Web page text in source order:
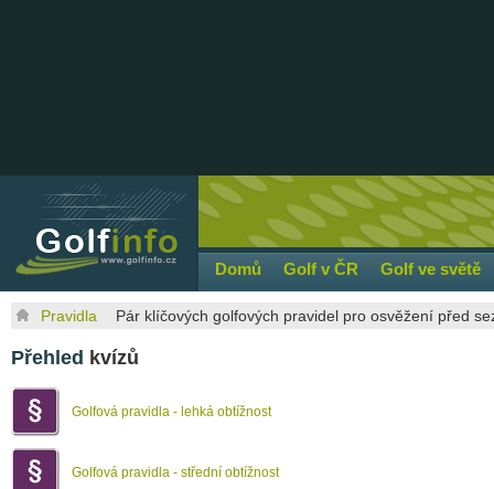
Domů Golf v ČR Golf ve světě
Pravidla Pár klíčových golfových pravidel pro osvěžení před
Přehled kvízů
Golfová pravidla - lehká obtížnost
Golfová pravidla - střední obtížnost